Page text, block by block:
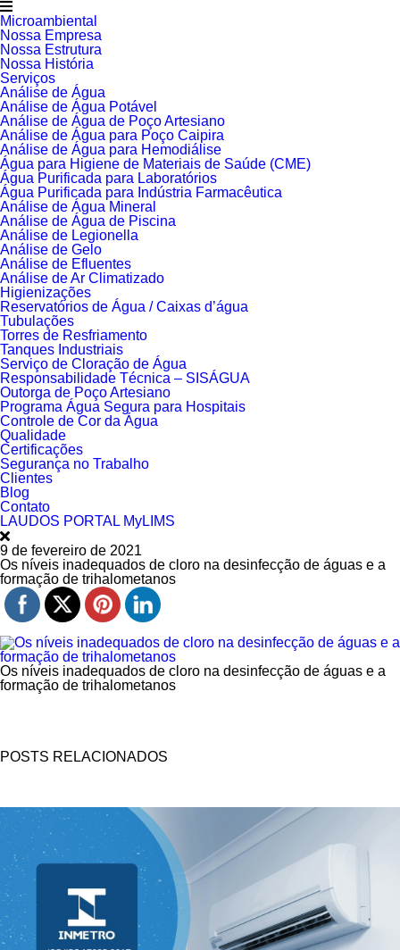
Microambiental
Nossa Empresa
Nossa Estrutura
Nossa História
Serviços
Análise de Água
Análise de Água Potável
Análise de Água de Poço Artesiano
Análise de Água para Poço Caipira
Análise de Água para Hemodiálise
Água para Higiene de Materiais de Saúde (CME)
Água Purificada para Laboratórios
Água Purificada para Indústria Farmacêutica
Análise de Água Mineral
Análise de Água de Piscina
Análise de Legionella
Análise de Gelo
Análise de Efluentes
Análise de Ar Climatizado
Higienizações
Reservatórios de Água / Caixas d’água
Tubulações
Torres de Resfriamento
Tanques Industriais
Serviço de Cloração de Água
Responsabilidade Técnica – SISÁGUA
Outorga de Poço Artesiano
Programa Água Segura para Hospitais
Controle de Cor da Água
Qualidade
Certificações
Segurança no Trabalho
Clientes
Blog
Contato
LAUDOS PORTAL MyLIMS
9 de fevereiro de 2021
Os níveis inadequados de cloro na desinfecção de águas e a
formação de trihalometanos
Os níveis inadequados de cloro na desinfecção de águas e a
formação de trihalometanos
POSTS RELACIONADOS